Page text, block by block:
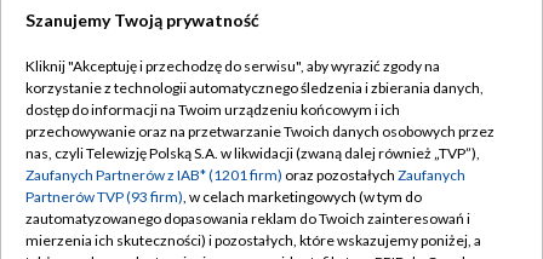
TVP
Abonament TVP
Emisja w TVP
Centrum informacji TVP
Naziemna Telewizja Cyfrowa
Regulamin TVP
Polityka prywatności
Moje zgody
Szanujemy Twoją prywatność
Kliknij "Akceptuję i przechodzę do serwisu", aby wyrazić zgody na
korzystanie z technologii automatycznego śledzenia i zbierania danych,
dostęp do informacji na Twoim urządzeniu końcowym i ich
przechowywanie oraz na przetwarzanie Twoich danych osobowych przez
nas, czyli Telewizję Polską S.A. w likwidacji (zwaną dalej również „TVP”),
Zaufanych Partnerów z IAB* (1201 firm) oraz pozostałych Zaufanych
Partnerów TVP (93 firm), w celach marketingowych (w tym do
zautomatyzowanego dopasowania reklam do Twoich zainteresowań i
mierzenia ich skuteczności) i pozostałych, które wskazujemy poniżej, a